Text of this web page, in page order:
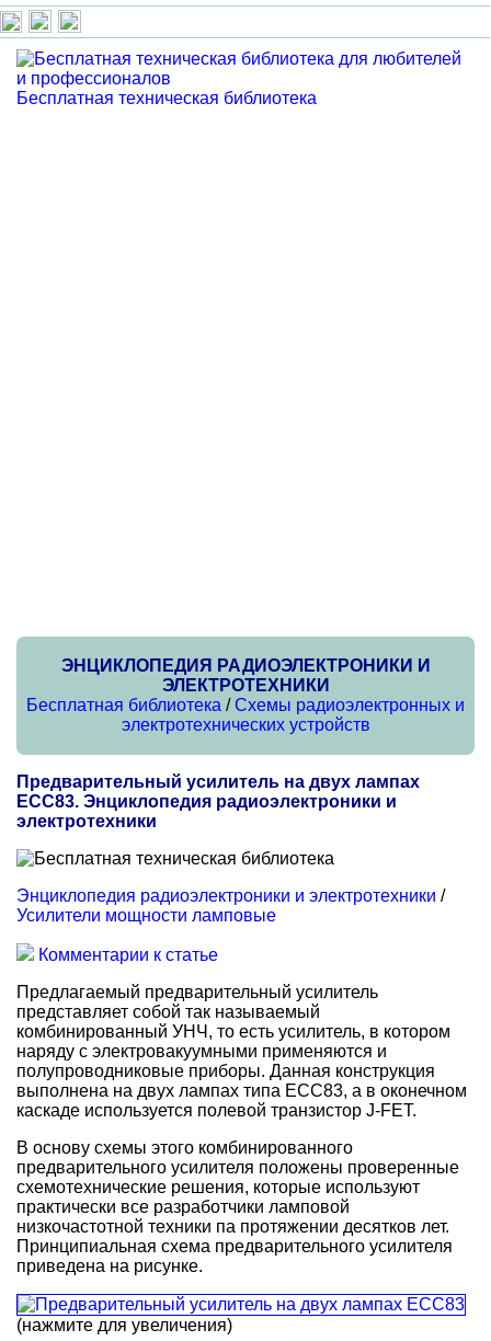
Бесплатная техническая библиотека
ЭНЦИКЛОПЕДИЯ РАДИОЭЛЕКТРОНИКИ И
ЭЛЕКТРОТЕХНИКИ
Бесплатная библиотека /Схемы радиоэлектронных и
электротехнических устройств
Предварительный усилитель на двух лампах
ЕСС83. Энциклопедия радиоэлектроники и
электротехники
Энциклопедия радиоэлектроники и электротехники /
Усилители мощности ламповые
Комментарии к статье
Предлагаемый предварительный усилитель
представляет собой так называемый
комбинированный УНЧ, то есть усилитель, в котором
наряду с электровакуумными применяются и
полупроводниковые приборы. Данная конструкция
выполнена на двух лампах типа ЕСС83, а в оконечном
каскаде используется полевой транзистор J-FET.
В основу схемы этого комбинированного
предварительного усилителя положены проверенные
схемотехнические решения, которые используют
практически все разработчики ламповой
низкочастотной техники па протяжении десятков лет.
Принципиальная схема предварительного усилителя
приведена на рисунке.
(нажмите для увеличения)